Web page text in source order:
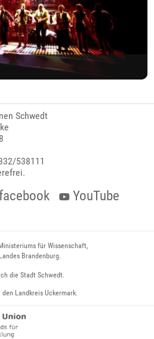
Schwedt
538111
YouTube
für Wissenschaft,
Brandenburg.
die Stadt Schwedt.
Landkreis Uckermark.